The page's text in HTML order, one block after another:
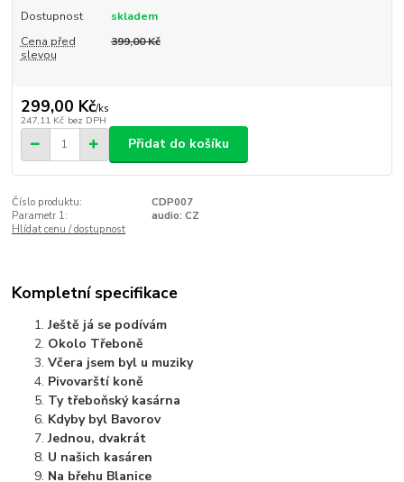
Dostupnost
skladem
Cena před
slevou
399,00 Kč
299,00 Kč/ks
247,11 Kč bez DPH
Přidat do košíku
Číslo produktu:
CDP007
Parametr 1:
audio: CZ
Hlídat cenu / dostupnost
Kompletní specifikace
Ještě já se podívám
Okolo Třeboně
Včera jsem byl u muziky
Pivovarští koně
Ty třeboňský kasárna
Kdyby byl Bavorov
Jednou, dvakrát
U našich kasáren
Na břehu Blanice